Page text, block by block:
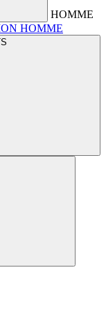
HOMME
HOMME